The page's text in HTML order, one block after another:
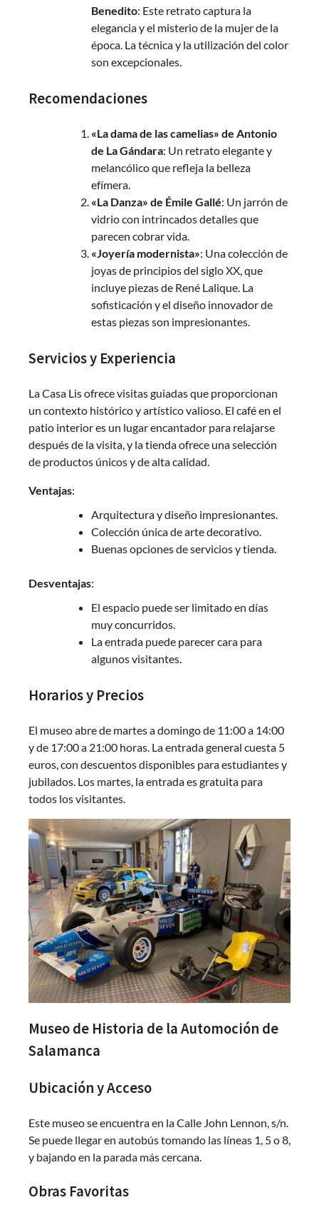
Benedito: Este retrato captura la
elegancia y el misterio de la mujer de la
época. La técnica y la utilización del color
son excepcionales.
Recomendaciones
«La dama de las camelias» de Antonio
de La Gándara: Un retrato elegante y
melancólico que refleja la belleza
efímera.
«La Danza» de Émile Gallé: Un jarrón de
vidrio con intrincados detalles que
parecen cobrar vida.
«Joyería modernista»: Una colección de
joyas de principios del siglo XX, que
incluye piezas de René Lalique. La
sofisticación y el diseño innovador de
estas piezas son impresionantes.
Servicios y Experiencia
La Casa Lis ofrece visitas guiadas que proporcionan
un contexto histórico y artístico valioso. El café en el
patio interior es un lugar encantador para relajarse
después de la visita, y la tienda ofrece una selección
de productos únicos y de alta calidad.
Ventajas:
Arquitectura y diseño impresionantes.
Colección única de arte decorativo.
Buenas opciones de servicios y tienda.
Desventajas:
El espacio puede ser limitado en días
muy concurridos.
La entrada puede parecer cara para
algunos visitantes.
Horarios y Precios
El museo abre de martes a domingo de 11:00 a 14:00
y de 17:00 a 21:00 horas. La entrada general cuesta 5
euros, con descuentos disponibles para estudiantes y
jubilados. Los martes, la entrada es gratuita para
todos los visitantes.
Museo de Historia de la Automoción de
Salamanca
Ubicación y Acceso
Este museo se encuentra en la Calle John Lennon, s/n.
Se puede llegar en autobús tomando las líneas 1, 5 o 8,
y bajando en la parada más cercana.
Obras Favoritas